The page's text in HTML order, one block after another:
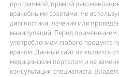
программой, прямой
врачебными советами. Не
диагностики, лечения или
манипуляций. Перед
употреблением любого продукта
врачом. Данный сайт не является
медицинским порталом и не
консультации специалиста.